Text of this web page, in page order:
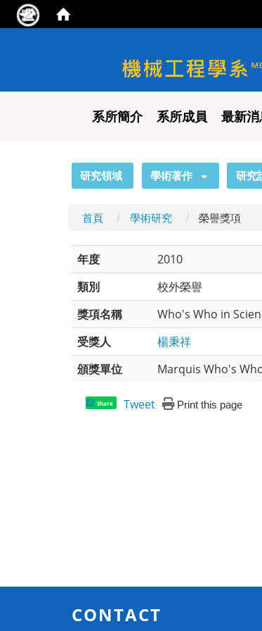
國立陽明交通大學
系所簡介 系所成員 最新消
研究領域 學術著作 研究
首頁 學術研究 榮譽獎項
年度
2010
類別
校外榮譽
獎項名稱
Who's Who in
受獎人
楊秉祥
頒獎單位
Marquis Who's
Share Tweet Print this page
CONTACT